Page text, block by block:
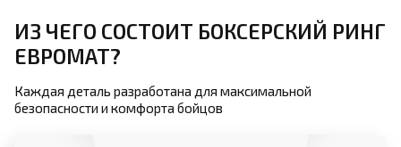
ИЗ ЧЕГО СОСТОИТ БОКСЕРСКИЙ РИНГ
ЕВРОМАТ?
Каждая деталь разработана для максимальной
безопасности и комфорта бойцов